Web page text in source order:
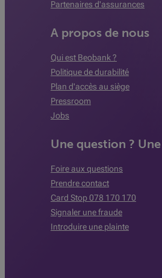
Partenaires d'assurances
A propos de nous
Qui est Beobank ?
Politique de durabilité
Plan d'accès au siège
Pressroom
Jobs
Une question ?
Foire aux questions
Prendre contact
Card Stop 078 170 170
Signaler une fraude
Introduire une plainte